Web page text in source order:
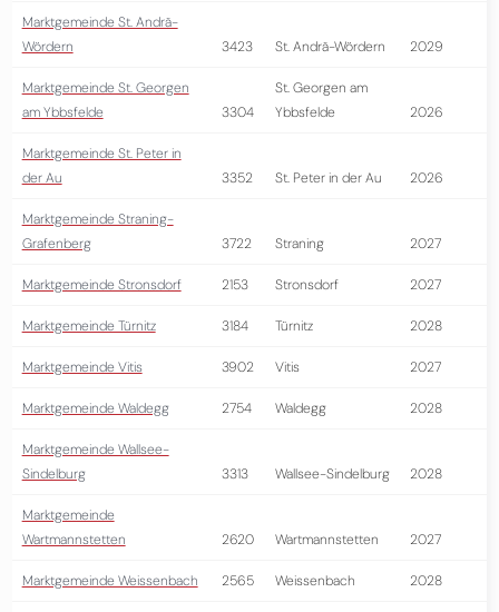
Marktgemeinde St. Andrä-
Wördern
3423 St. Andrä-Wördern 2029
Marktgemeinde St. Georgen
am Ybbsfelde
3304
St. Georgen am
Ybbsfelde
2026
Marktgemeinde St. Peter in
der Au
3352 St. Peter in der Au 2026
Marktgemeinde Straning-
Grafenberg
3722 Straning 2027
Marktgemeinde Stronsdorf 2153 Stronsdorf 2027
Marktgemeinde Türnitz 3184 Türnitz 2028
Marktgemeinde Vitis 3902 Vitis 2027
Marktgemeinde Waldegg 2754 Waldegg 2028
Marktgemeinde Wallsee-
Sindelburg
3313 Wallsee-Sindelburg 2028
Marktgemeinde
Wartmannstetten
2620 Wartmannstetten 2027
Marktgemeinde Weissenbach 2565 Weissenbach 2028